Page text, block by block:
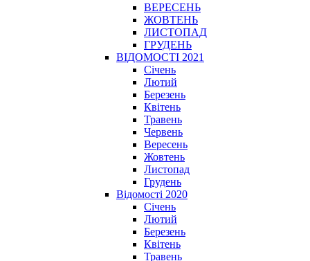
ВЕРЕСЕНЬ
ЖОВТЕНЬ
ЛИСТОПАД
ГРУДЕНЬ
ВІДОМОСТІ 2021
Січень
Лютий
Березень
Квітень
Травень
Червень
Вересень
Жовтень
Листопад
Грудень
Відомості 2020
Січень
Лютий
Березень
Квітень
Травень